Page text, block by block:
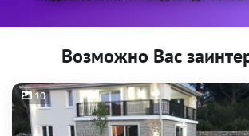
Возможно Вас
10